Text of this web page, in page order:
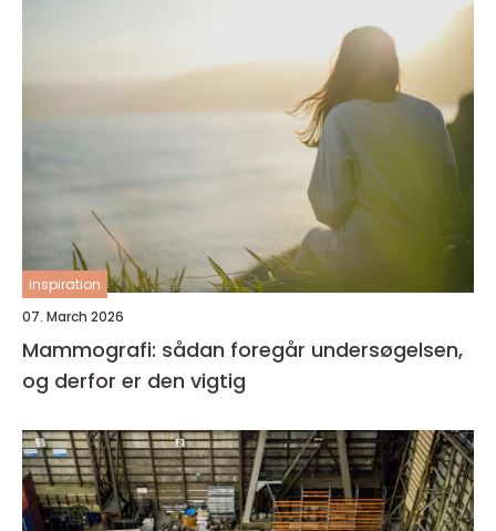
inspiration
07. March 2026
Mammografi: sådan foregår undersøgelsen,
og derfor er den vigtig